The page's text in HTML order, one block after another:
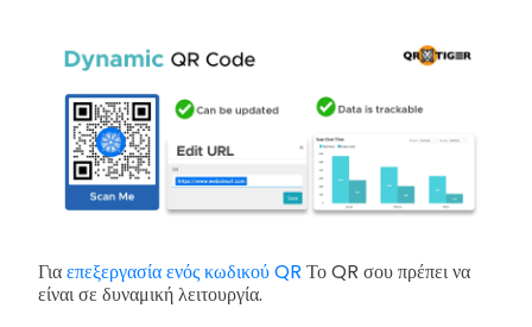
Γιαεπεξεργασία ενός κωδικού QR Το QR σου πρέπει να
είναι σε δυναμική λειτουργία.